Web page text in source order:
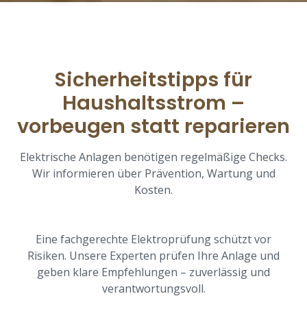
Sicherheitstipps für
Haushaltsstrom –
vorbeugen statt reparieren
Elektrische Anlagen benötigen regelmäßige Checks.
Wir informieren über Prävention, Wartung und
Kosten.
Eine fachgerechte Elektroprüfung schützt vor
Risiken. Unsere Experten prüfen Ihre Anlage und
geben klare Empfehlungen – zuverlässig und
verantwortungsvoll.